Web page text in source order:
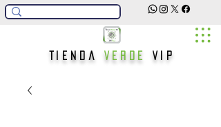
TiendaVerde Vip